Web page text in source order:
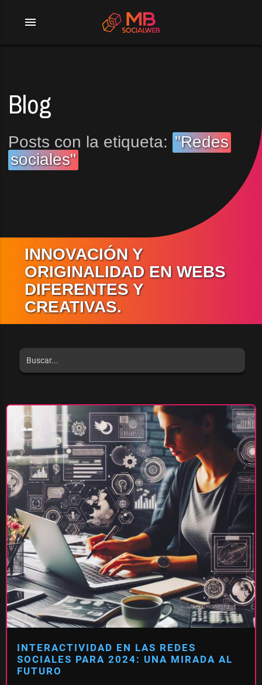
menu
Blog
Posts con la etiqueta: "Redes
sociales"
INNOVACIÓN Y
ORIGINALIDAD EN WEBS
DIFERENTES Y
CREATIVAS.
INTERACTIVIDAD EN LAS REDES
SOCIALES PARA 2024: UNA MIRADA AL
FUTURO